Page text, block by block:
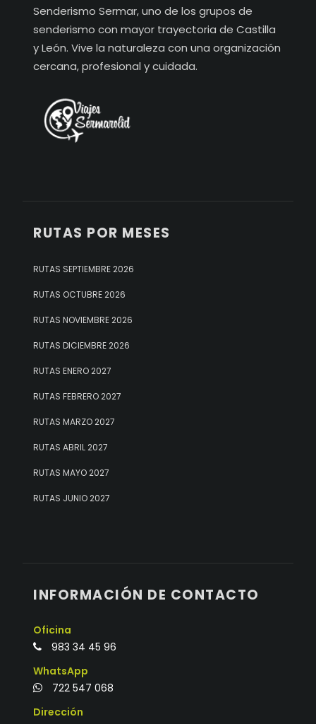
Senderismo Sermar, uno de los grupos de
senderismo con mayor trayectoria de Castilla
y León. Vive la naturaleza con una organización
cercana, profesional y cuidada.
RUTAS POR MESES
RUTAS SEPTIEMBRE 2026
RUTAS OCTUBRE 2026
RUTAS NOVIEMBRE 2026
RUTAS DICIEMBRE 2026
RUTAS ENERO 2027
RUTAS FEBRERO 2027
RUTAS MARZO 2027
RUTAS ABRIL 2027
RUTAS MAYO 2027
RUTAS JUNIO 2027
INFORMACIÓN DE CONTACTO
Oficina
983 34 45 96
WhatsApp
722 547 068
Dirección